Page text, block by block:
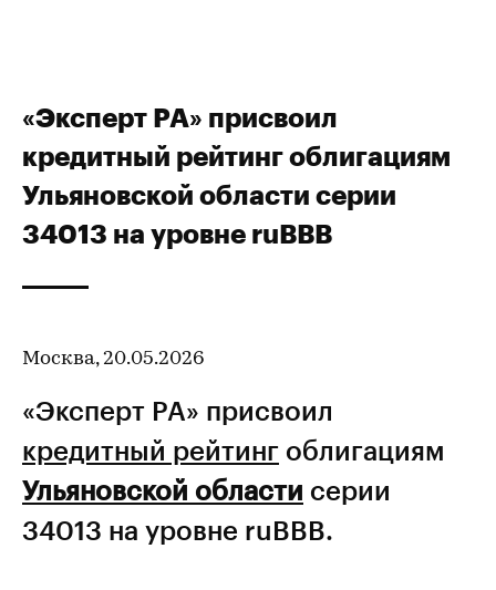
«Эксперт РА» присвоил
кредитный рейтинг облигациям
Ульяновской области серии
34013 на уровне ruBBB
Москва, 20.05.2026
«Эксперт РА» присвоил
кредитный рейтинг облигациям
Ульяновской области серии
34013 на уровне ruBBB.